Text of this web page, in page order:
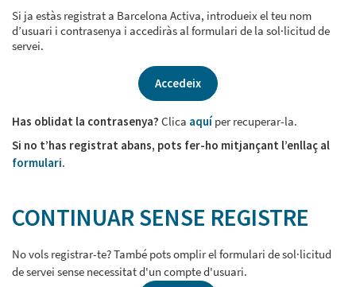
Si ja estàs registrat a Barcelona Activa, introdueix el teu nom
d’usuari i contrasenya i accediràs al formulari de la sol·licitud de
servei.
Accedeix
Has oblidat la contrasenya? Clica aquí per recuperar-la.
Si no t’has registrat abans, pots fer-ho mitjançant l’enllaç al
formulari.
CONTINUAR SENSE REGISTRE
No vols registrar-te? També pots omplir el formulari de sol·licitud
de servei sense necessitat d'un compte d'usuari.